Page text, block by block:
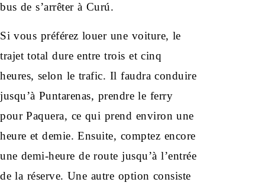
bus de s’arrêter à Curú.
Si vous préférez louer une voiture, le
trajet total dure entre trois et cinq
heures, selon le trafic. Il faudra conduire
jusqu’à Puntarenas, prendre le ferry
pour Paquera, ce qui prend environ une
heure et demie. Ensuite, comptez encore
une demi-heure de route jusqu’à l’entrée
de la réserve. Une autre option consiste